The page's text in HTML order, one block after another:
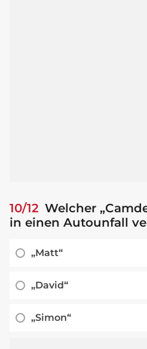
10/12 Welcher
in einen Autounfall
„Matt“
„David“
„Simon“